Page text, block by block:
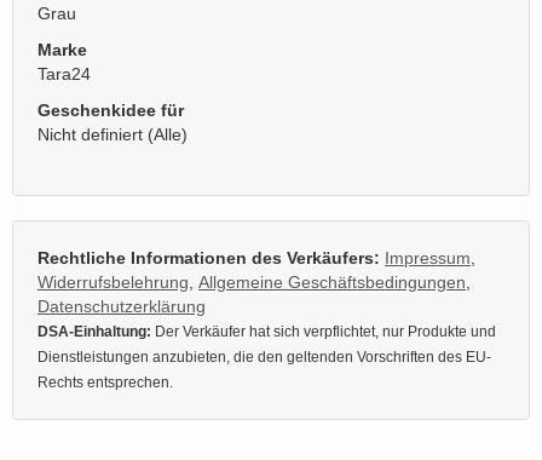
Grau
Marke
Tara24
Geschenkidee für
Nicht definiert (Alle)
Rechtliche Informationen des Verkäufers: Impressum
Widerrufsbelehrung Allgemeine Geschäftsbedingungen
Datenschutzerklärung
DSA-Einhaltung: Der Verkäufer hat sich verpflichtet, nur Produkte und
Dienstleistungen anzubieten, die den geltenden Vorschriften des EU-
Rechts entsprechen.